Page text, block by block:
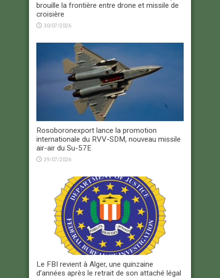
brouille la frontière entre drone et missile de
croisière
30/07/2026
Rosoboronexport lance la promotion
internationale du RVV-SDM, nouveau missile
air-air du Su-57E
29/07/2026
Le FBI revient à Alger, une quinzaine
d’années après le retrait de son attaché légal